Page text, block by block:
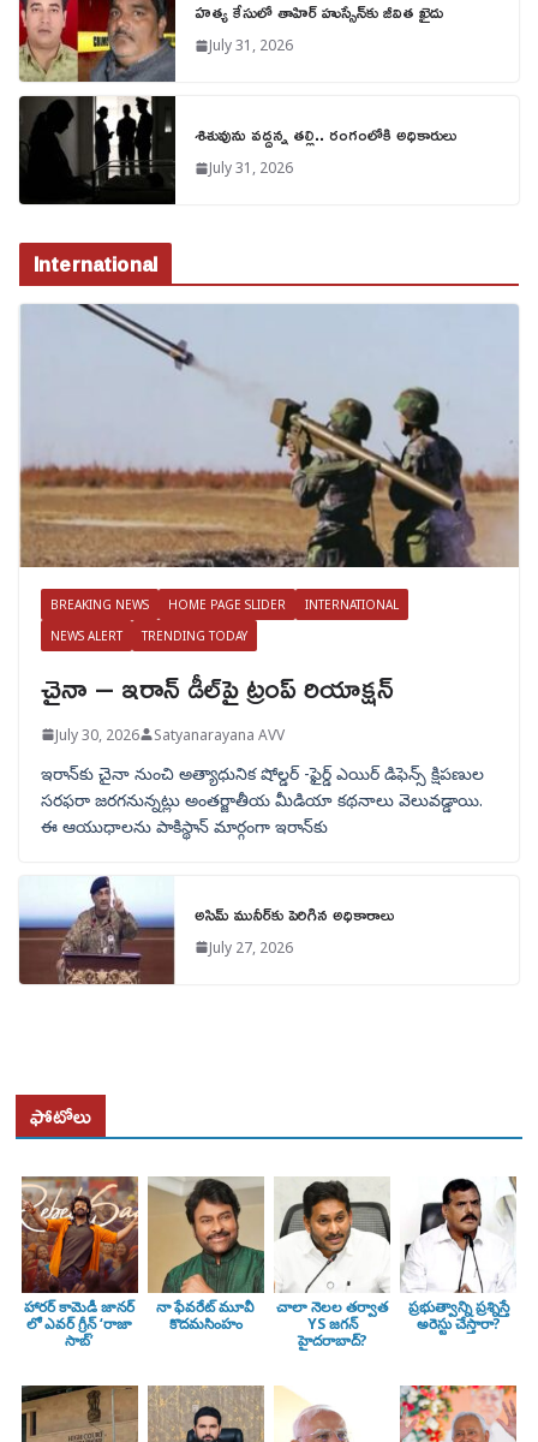
హత్య కేసులో తాహిర్ హుస్సేన్‌కు జీవిత ఖైదు
July 31, 2026
శిశువును వద్దన్న తల్లి.. రంగంలోకి అధికారులు
July 31, 2026
International
BREAKING NEWS HOME PAGE SLIDER
INTERNATIONAL
NEWS ALERT
TRENDING TODAY
చైనా – ఇరాన్ డీల్‌పై ట్రంప్ రియాక్షన్
July 30, 2026 Satyanarayana AVV
ఇరాన్‌కు చైనా నుంచి అత్యాధునిక షోల్డర్‌ -ఫైర్డ్ ఎయిర్ డిఫెన్స్ క్షిపణుల
సరఫరా జరగనున్నట్లు అంతర్జాతీయ మీడియా కథనాలు వెలువడ్డాయి.
ఈ ఆయుధాలను పాకిస్థాన్‌ మార్గంగా ఇరాన్‌కు
అసిమ్ మునీర్‌కు పెరిగిన అధికారాలు
July 27, 2026
ఫోటోలు
హారర్ కామెడీ జానర్
లో ఎవర్ గ్రీన్ ‘రాజా
సాబ్’
నా ఫేవరేట్ మూవీ
కొదమసింహం
చాలా నెలల తర్వాత
YS జగన్
హైదరాబాద్?
ప్రభుత్వాన్ని ప్రశ్నిస్తే
అరెస్టు చేస్తారా?